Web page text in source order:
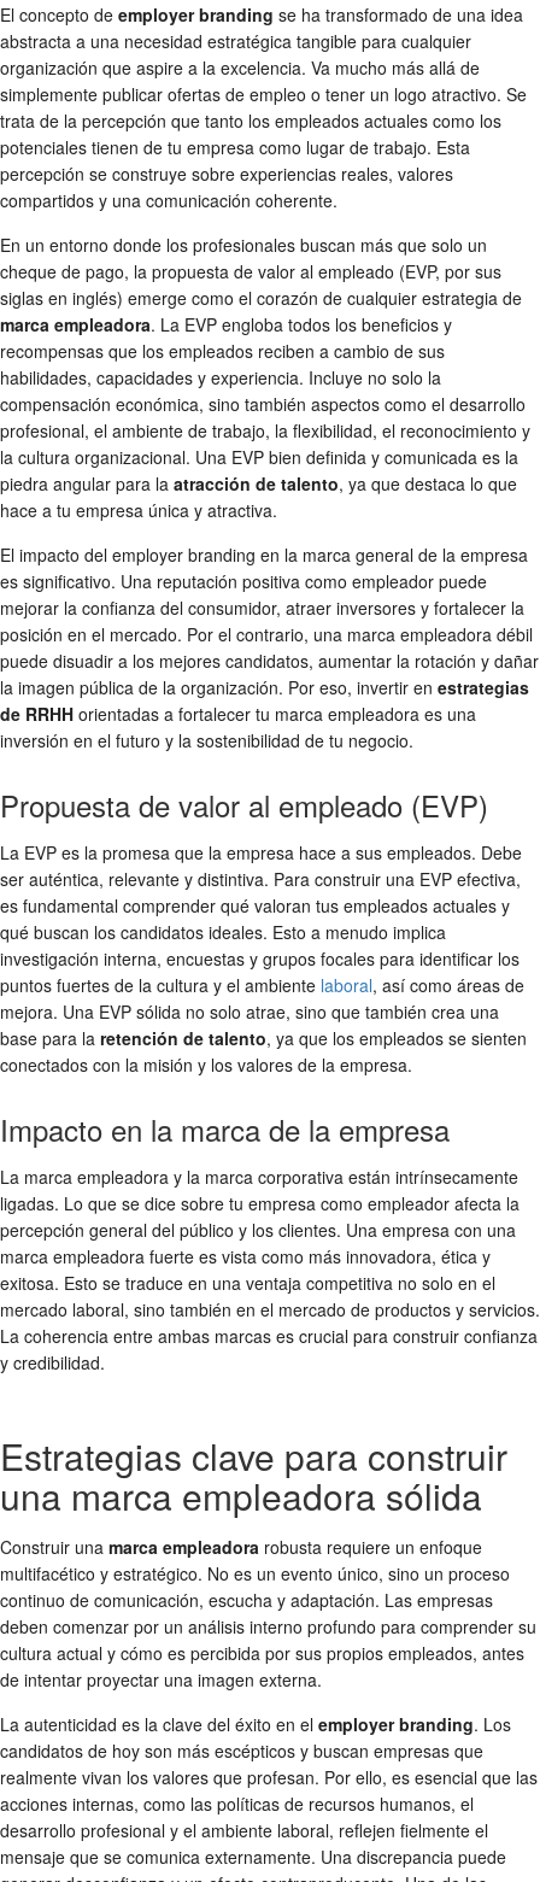
El concepto de employer branding se ha transformado de una idea
abstracta a una necesidad estratégica tangible para cualquier
organización que aspire a la excelencia. Va mucho más allá de
simplemente publicar ofertas de empleo o tener un logo atractivo. Se
trata de la percepción que tanto los empleados actuales como los
potenciales tienen de tu empresa como lugar de trabajo. Esta
percepción se construye sobre experiencias reales, valores
compartidos y una comunicación coherente.
En un entorno donde los profesionales buscan más que solo un
cheque de pago, la propuesta de valor al empleado (EVP, por sus
siglas en inglés) emerge como el corazón de cualquier estrategia de
marca empleadora. La EVP engloba todos los beneficios y
recompensas que los empleados reciben a cambio de sus
habilidades, capacidades y experiencia. Incluye no solo la
compensación económica, sino también aspectos como el desarrollo
profesional, el ambiente de trabajo, la flexibilidad, el reconocimiento y
la cultura organizacional. Una EVP bien definida y comunicada es la
piedra angular para la atracción de talento, ya que destaca lo que
hace a tu empresa única y atractiva.
El impacto del employer branding en la marca general de la empresa
es significativo. Una reputación positiva como empleador puede
mejorar la confianza del consumidor, atraer inversores y fortalecer la
posición en el mercado. Por el contrario, una marca empleadora débil
puede disuadir a los mejores candidatos, aumentar la rotación y dañar
la imagen pública de la organización. Por eso, invertir en estrategias
de RRHH orientadas a fortalecer tu marca empleadora es una
inversión en el futuro y la sostenibilidad de tu negocio.
Propuesta de valor al empleado (EVP)
La EVP es la promesa que la empresa hace a sus empleados. Debe
ser auténtica, relevante y distintiva. Para construir una EVP efectiva,
es fundamental comprender qué valoran tus empleados actuales y
qué buscan los candidatos ideales. Esto a menudo implica
investigación interna, encuestas y grupos focales para identificar los
puntos fuertes de la cultura y el ambiente laboral, así como áreas de
mejora. Una EVP sólida no solo atrae, sino que también crea una
base para la retención de talento, ya que los empleados se sienten
conectados con la misión y los valores de la empresa.
Impacto en la marca de la empresa
La marca empleadora y la marca corporativa están intrínsecamente
ligadas. Lo que se dice sobre tu empresa como empleador afecta la
percepción general del público y los clientes. Una empresa con una
marca empleadora fuerte es vista como más innovadora, ética y
exitosa. Esto se traduce en una ventaja competitiva no solo en el
mercado laboral, sino también en el mercado de productos y servicios.
La coherencia entre ambas marcas es crucial para construir confianza
y credibilidad.
Estrategias clave para construir
una marca empleadora sólida
Construir una marca empleadora robusta requiere un enfoque
multifacético y estratégico. No es un evento único, sino un proceso
continuo de comunicación, escucha y adaptación. Las empresas
deben comenzar por un análisis interno profundo para comprender su
cultura actual y cómo es percibida por sus propios empleados, antes
de intentar proyectar una imagen externa.
La autenticidad es la clave del éxito en el employer branding. Los
candidatos de hoy son más escépticos y buscan empresas que
realmente vivan los valores que profesan. Por ello, es esencial que las
acciones internas, como las políticas de recursos humanos, el
desarrollo profesional y el ambiente laboral, reflejen fielmente el
mensaje que se comunica externamente. Una discrepancia puede